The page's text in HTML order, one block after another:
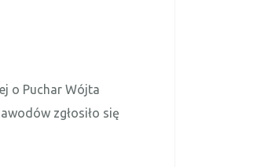
o Puchar Wójta
zgłosiło się